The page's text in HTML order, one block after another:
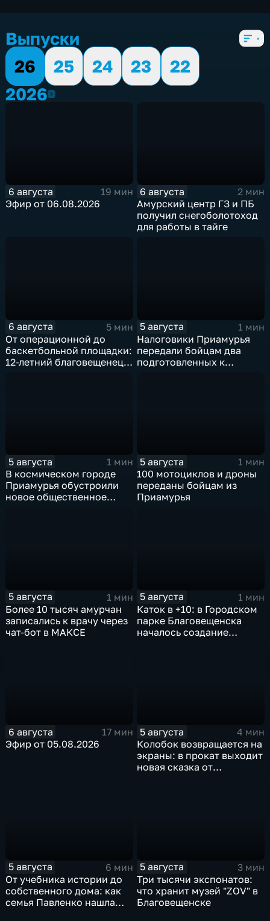
Выпуски
26
25 24 23
22
20262026
6 августа
19 мин
Эфир от 06.08.2026
6 августа
2 мин
Амурский центр ГЗ и ПБ
получил снегоболотоход
для работы в тайге
6 августа
5 мин
От операционной до
баскетбольной площадки:
12-летний благовещенец
5 августа
1 мин
Налоговики Приамурья
передали бойцам два
подготовленных к
5 августа
1 мин
В космическом городе
Приамурья обустроили
новое общественное
5 августа
1 мин
100 мотоциклов и дроны
переданы бойцам из
Приамурья
5 августа
1 мин
Более 10 тысяч амурчан
записались к врачу через
чат-бот в МАКСЕ
5 августа
1 мин
Каток в +10: в Городском
парке Благовещенска
началось создание
6 августа
17 мин
Эфир от 05.08.2026
5 августа
4 мин
Колобок возвращается на
экраны: в прокат выходит
новая сказка от
5 августа
6 мин
От учебника истории до
собственного дома: как
семья Павленко нашла
5 августа
3 мин
Три тысячи экспонатов:
что хранит музей "ZOV" в
Благовещенске